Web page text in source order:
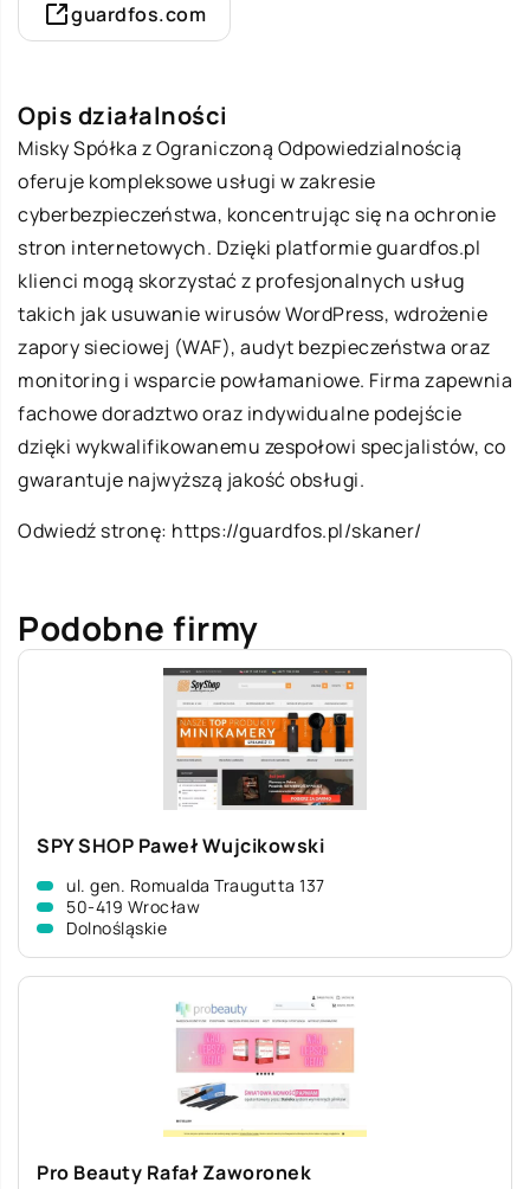
guardfos.com
Opis działalności
Misky Spółka z Ograniczoną Odpowiedzialnością
oferuje kompleksowe usługi w zakresie
cyberbezpieczeństwa, koncentrując się na ochronie
stron internetowych. Dzięki platformie guardfos.pl
klienci mogą skorzystać z profesjonalnych usług
takich jak usuwanie wirusów WordPress, wdrożenie
zapory sieciowej (WAF), audyt bezpieczeństwa oraz
monitoring i wsparcie powłamaniowe. Firma zapewnia
fachowe doradztwo oraz indywidualne podejście
dzięki wykwalifikowanemu zespołowi specjalistów, co
gwarantuje najwyższą jakość obsługi.
Odwiedź stronę: https://guardfos.pl/skaner/
Podobne firmy
SPY SHOP Paweł Wujcikowski
ul. gen. Romualda Traugutta 137
50-419 Wrocław
Dolnośląskie
Pro Beauty Rafał Zaworonek